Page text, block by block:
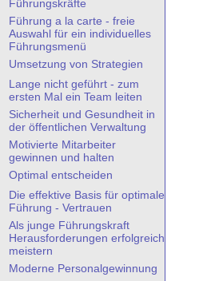
Führungskräfte
Führung a la carte - freie
Auswahl für ein individuelles
Führungsmenü
Umsetzung von Strategien
Lange nicht geführt - zum
ersten Mal ein Team leiten
Sicherheit und Gesundheit in
der öffentlichen Verwaltung
Motivierte Mitarbeiter
gewinnen und halten
Optimal entscheiden
Die effektive Basis für optimale
Führung - Vertrauen
Als junge Führungskraft
Herausforderungen erfolgreich
meistern
Moderne Personalgewinnung